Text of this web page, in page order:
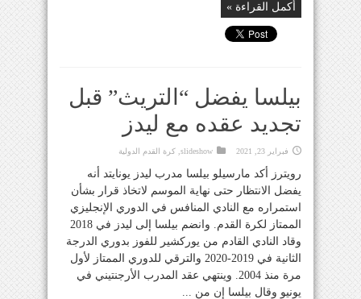
أكمل القراءة »
بيلسا يفضل “التريث” قبل
تجديد عقده مع ليدز
فبراير 23, 2021 slideshow كرة القدم الدولية
رويترز أكد مارسيلو بيلسا مدرب ليدز يونايتد أنه
يفضل الانتظار حتى نهاية الموسم لاتخاذ قرار بشأن
استمراره مع النادي المنافس في الدوري الإنجليزي
الممتاز لكرة القدم. وانضم بيلسا إلى ليدز في 2018
وقاد النادي القادم من يوركشير للفوز بدوري الدرجة
الثانية في 2019-2020 والترقي للدوري الممتاز لأول
مرة منذ 2004. وينتهي عقد المدرب الأرجنتيني في
يونيو وقال بيلسا إن من ...